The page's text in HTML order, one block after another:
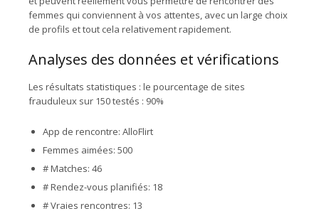
femmes qui conviennent à vos attentes, avec un large choix
de profils et tout cela relativement rapidement.
Analyses des données et vérifications
Les résultats statistiques : le pourcentage de sites
frauduleux sur 150 testés : 90%
App de rencontre: AlloFlirt
Femmes aimées: 500
# Matches: 46
# Rendez-vous planifiés: 18
# Vraies rencontres: 13